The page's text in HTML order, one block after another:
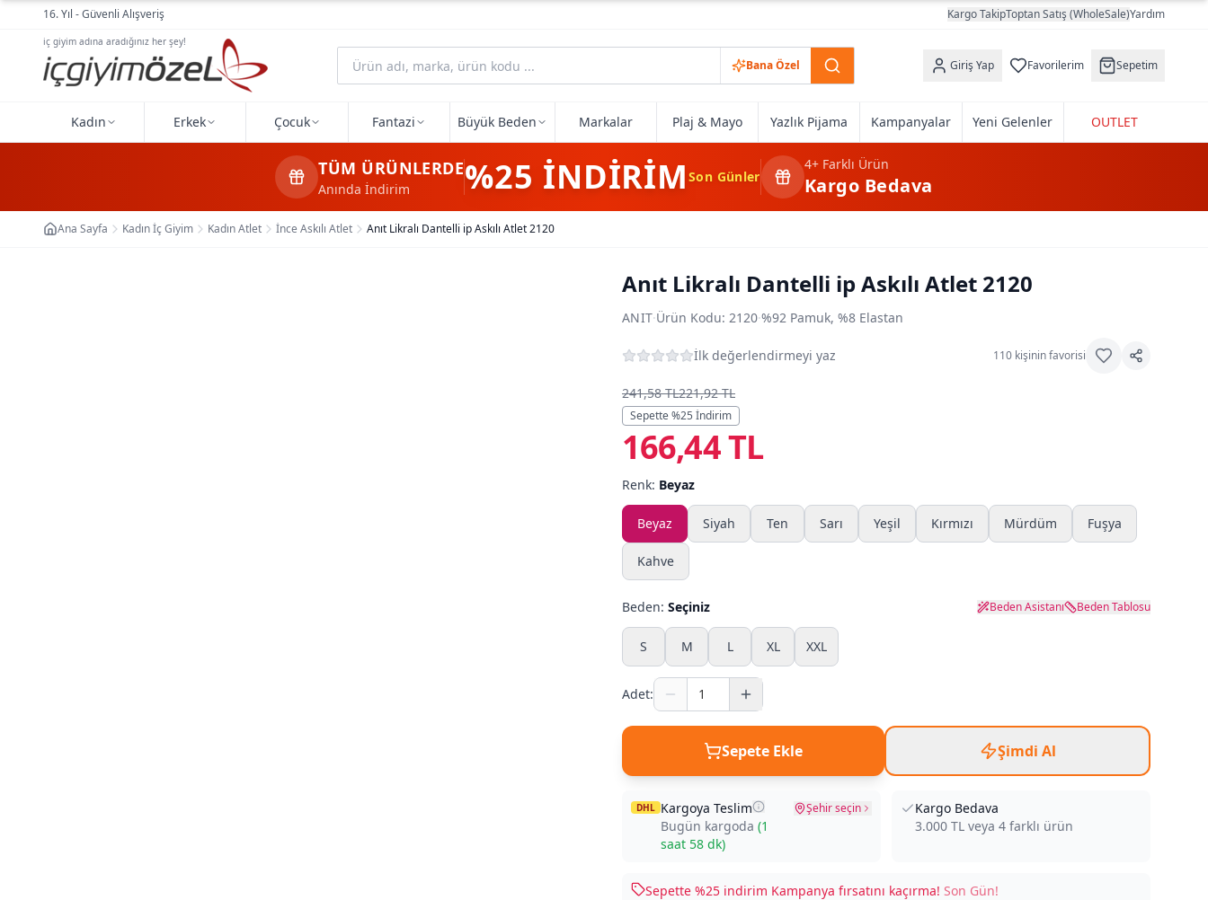
Ana içeriğe geç16. Yıl - Güvenli Alışveriş Kargo TakipToptan Satış (WholeSale)Yardım
iç giyim adına aradığınız her şey!
Bana Özel Giriş Yap Favorilerim Sepetim
Kadın Erkek Çocuk Fantazi Büyük Beden Markalar Plaj & Mayo Yazlık Pijama Kampanyalar Yeni Gelenler OUTLET
TÜM ÜRÜNLERDE
Anında İndirim %25 İNDİRİMSon Günler
4+Farklı Ürün
Kargo Bedava
Ana Sayfa Kadın İç Giyim Kadın Atlet İnce Askılı Atlet Anıt Likralı Dantelli ip Askılı Atlet 2120
Anıt Likralı Dantelli ip Askılı Atlet 2120
ANIT·Ürün Kodu:2120·%92 Pamuk, %8 Elastan
İlk değerlendirmeyi yaz 110 kişinin favorisi
241,58 TL221,92 TL
Sepette %25 İndirim
166,44 TL
Renk: Beyaz
Beyaz Siyah Ten Sarı Yeşil Kırmızı Mürdüm Fuşya
Kahve
Beden: Seçiniz Beden Asistanı Beden Tablosu
S M L XL XXL
Adet:
Sepete Ekle Şimdi Al
DHL Kargoya Teslim
Bugün kargoda (1
saat 58 dk)
Şehir seçin
Kargo Bedava
3.000 TL veya 4 farklı ürün
Sepette %25 indirim Kampanya fırsatını kaçırma! Son Gün!